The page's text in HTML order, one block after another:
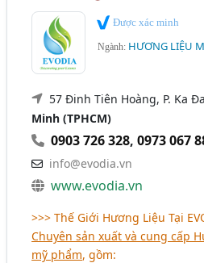
Được xác minh
Ngành: HƯƠNG LIỆU
57 Đinh Tiên Hoàng, P. Ka
Minh (TPHCM)
0903 726 328,0973 067
info@evodia.vn
www.evodia.vn
>>> Thế Giới Hương Liệu Tại
Chuyên sản xuất và cung cấp
mỹ phẩm, gồm: